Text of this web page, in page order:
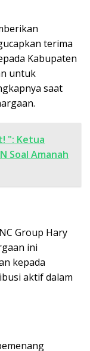
terima
Kabupaten
untuk
saat
": Ketua
Soal Amanah
Group Hary
ini
kepada
aktif dalam